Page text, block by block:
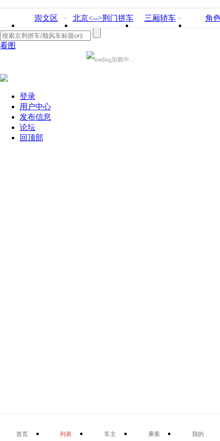
崇文区 北京<-->荆门拼车 三厢轿车 角
看图
加载中...
登录
用户中心
发布信息
论坛
回顶部
首页 列表 车主 乘客 我的